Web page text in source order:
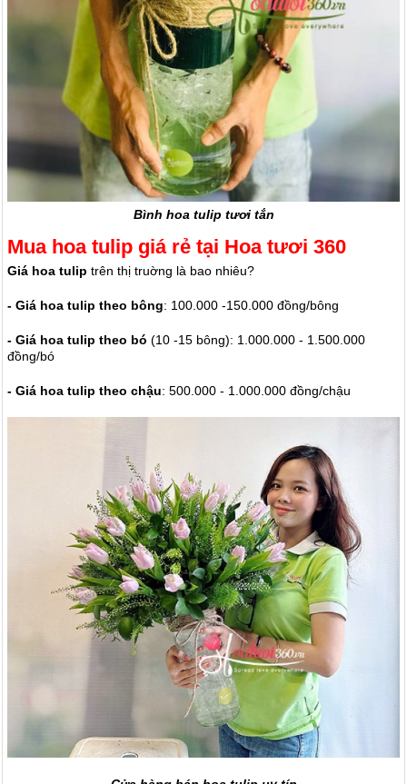
Bình hoa tulip tươi tắn
Mua hoa tulip giá rẻ tại Hoa tươi 360
Giá hoa tulip trên thị truờng là bao nhiêu?
- Giá hoa tulip theo bông: 100.000 -150.000 đồng/bông
- Giá hoa tulip theo bó (10 -15 bông): 1.000.000 - 1.500.000
đồng/bó
- Giá hoa tulip theo chậu: 500.000 - 1.000.000 đồng/chậu